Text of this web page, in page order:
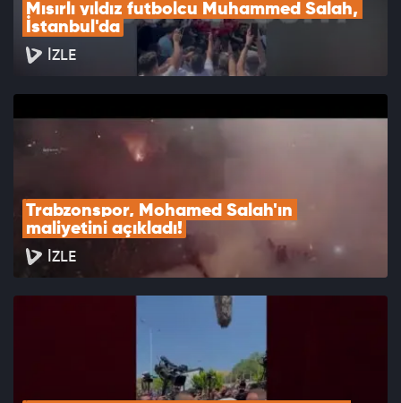
Mısırlı yıldız futbolcu Muhammed Salah,
İstanbul'da
İZLE
Trabzonspor, Mohamed Salah'ın
maliyetini açıkladı!
İZLE